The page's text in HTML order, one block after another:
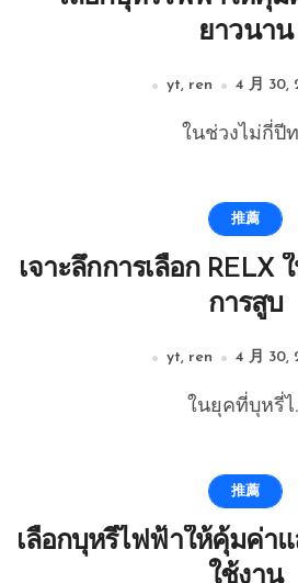
ยาวนาน
yt, ren 4 月 30,
ในช่วงไม่กี่ปีท
推薦
เจาะลึกการเลือก RELX
การสูบ
yt, ren 4 月 30,
ในยุคที่บุหรี่ไ
推薦
เลือกบุหรี่ไฟฟ้าให้คุ้มค่า
ใช้งาน